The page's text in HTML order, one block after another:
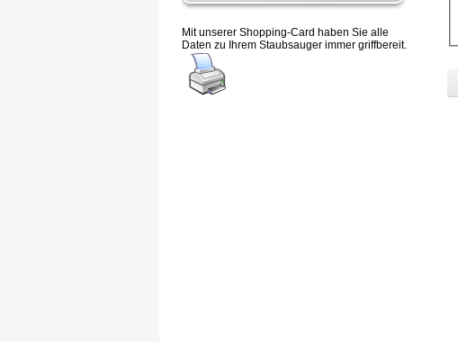
Mit unserer Shopping-Card haben Sie alle
Daten zu Ihrem Staubsauger immer griffbereit.